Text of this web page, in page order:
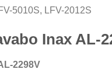
5010S, LFV-2012S
Inax AL-